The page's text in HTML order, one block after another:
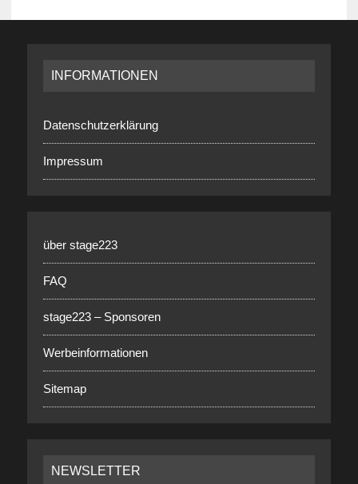
INFORMATIONEN
Datenschutzerklärung
Impressum
über stage223
FAQ
stage223 – Sponsoren
Werbeinformationen
Sitemap
NEWSLETTER